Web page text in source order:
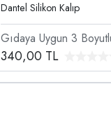
Dantel Silikon Kalıp
Gıdaya Uygun 3
Şekillendirici Silikon
340,00 TL